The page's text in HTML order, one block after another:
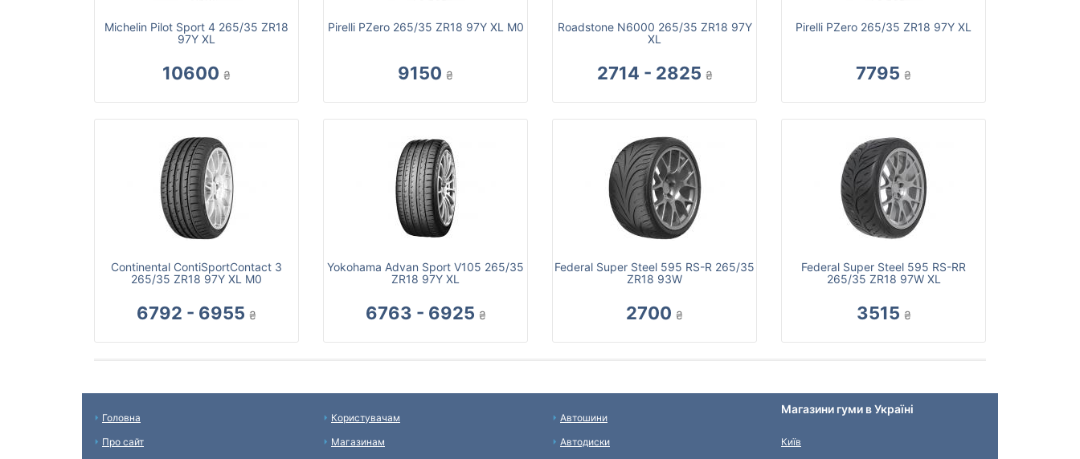
Michelin Pilot Sport 4 265/35 ZR18
97Y XL
10600 ₴
Pirelli PZero 265/35 ZR18 97Y XL M0
9150 ₴
Roadstone N6000 265/35 ZR18 97Y
XL
2714 - 2825 ₴
Pirelli PZero 265/35 ZR18 97Y XL
7795 ₴
Continental ContiSportContact 3
265/35 ZR18 97Y XL M0
6792 - 6955 ₴
Yokohama Advan Sport V105 265/35
ZR18 97Y XL
6763 - 6925 ₴
Federal Super Steel 595 RS-R 265/35
ZR18 93W
2700 ₴
Federal Super Steel 595 RS-RR
265/35 ZR18 97W XL
3515 ₴
Головна
Про сайт
Користувачам
Магазинам
Автошини
Автодиски
Магазини гуми в Україні
Київ